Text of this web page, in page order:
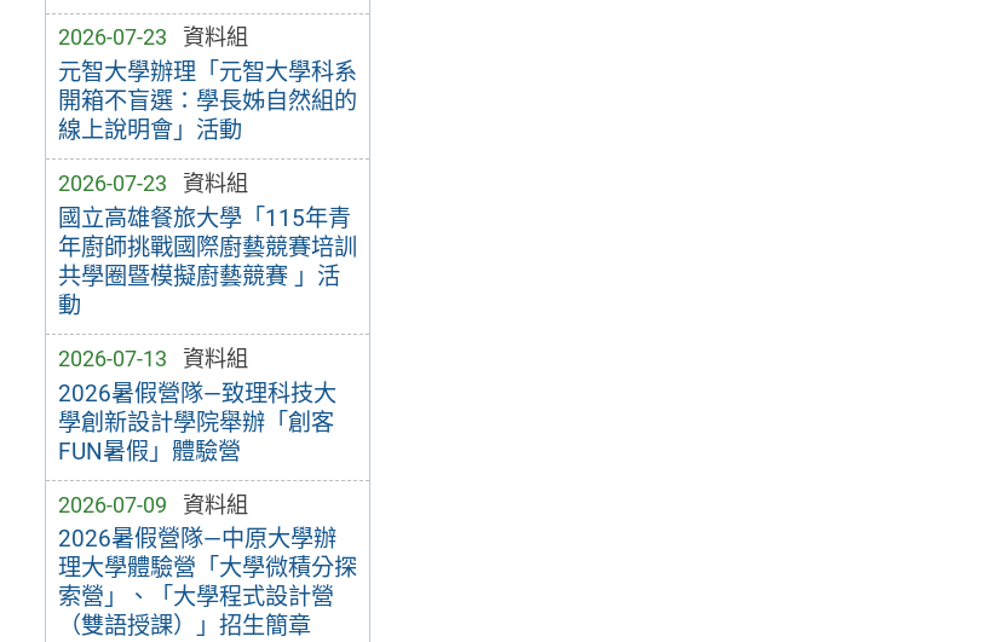
2026-07-23 資料組
元智大學辦理「元智大學科系
開箱不盲選：學長姊自然組的
線上說明會」活動
2026-07-23 資料組
國立高雄餐旅大學「115年青
年廚師挑戰國際廚藝競賽培訓
共學圈暨模擬廚藝競賽 」活
動
2026-07-13 資料組
2026暑假營隊—致理科技大
學創新設計學院舉辦「創客
FUN暑假」體驗營
2026-07-09 資料組
2026暑假營隊—中原大學辦
理大學體驗營「大學微積分探
索營」、「大學程式設計營
（雙語授課）」招生簡章